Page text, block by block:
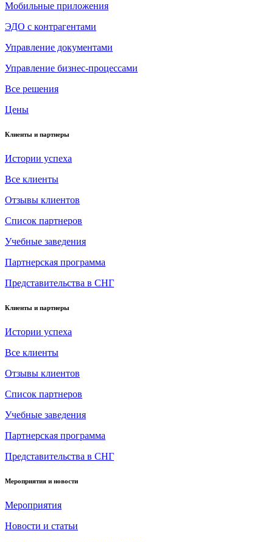
Мобильные приложения
ЭДО с контрагентами
Управление документами
Управление бизнес-процессами
Все решения
Цены
Клиенты и партнеры
Истории успеха
Все клиенты
Отзывы клиентов
Список партнеров
Учебные заведения
Партнерская программа
Представительства в СНГ
Клиенты и партнеры
Истории успеха
Все клиенты
Отзывы клиентов
Список партнеров
Учебные заведения
Партнерская программа
Представительства в СНГ
Мероприятия и новости
Мероприятия
Новости и статьи